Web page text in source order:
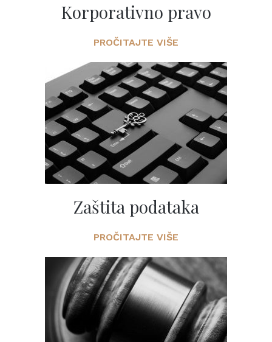
Korporativno pravo
PROČITAJTE VIŠE
Zaštita podataka
PROČITAJTE VIŠE